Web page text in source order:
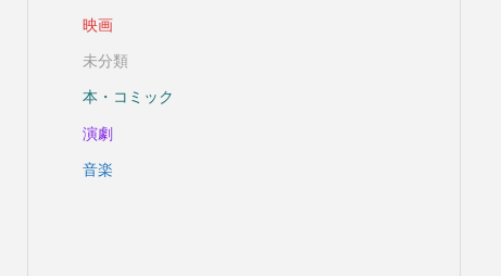
映画
未分類
本・コミック
演劇
音楽